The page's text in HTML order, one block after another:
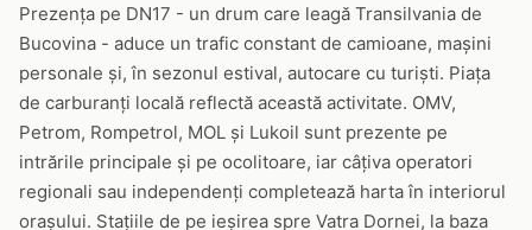
Prezența pe DN17 - un drum care leagă Transilvania de
Bucovina - aduce un trafic constant de camioane, mașini
personale și, în sezonul estival, autocare cu turiști. Piața
de carburanți locală reflectă această activitate. OMV,
Petrom, Rompetrol, MOL și Lukoil sunt prezente pe
intrările principale și pe ocolitoare, iar câțiva operatori
regionali sau independenți completează harta în interiorul
orașului. Stațiile de pe ieșirea spre Vatra Dornei, la baza